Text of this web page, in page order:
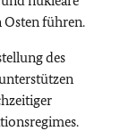
führen.
des